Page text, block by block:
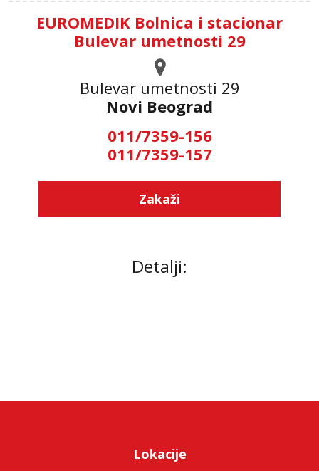
EUROMEDIK Bolnica i stacionar
Bulevar umetnosti 29
Bulevar umetnosti 29
Novi Beograd
011/7359-156
011/7359-157
Zakaži
Detalji:
Lokacije